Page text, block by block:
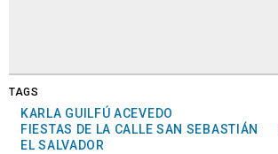
TAGS
KARLA GUILFÚ ACEVEDO
FIESTAS DE LA CALLE SAN SEBASTIÁN
EL SALVADOR